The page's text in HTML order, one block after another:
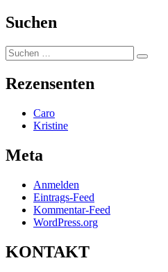
Suchen
Suchen
nach:
Suchen
Rezensenten
Caro
Kristine
Meta
Anmelden
Eintrags-Feed
Kommentar-Feed
WordPress.org
KONTAKT